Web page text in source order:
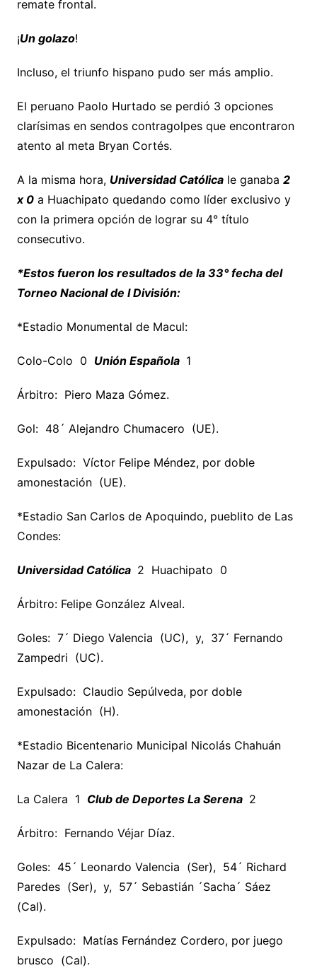
remate frontal.
¡Un golazo!
Incluso, el triunfo hispano pudo ser más amplio.
El peruano Paolo Hurtado se perdió 3 opciones
clarísimas en sendos contragolpes que encontraron
atento al meta Bryan Cortés.
A la misma hora, Universidad Católicale ganaba 2
x 0a Huachipato quedando como líder exclusivo y
con la primera opción de lograr su 4° título
consecutivo.
*Estos fueron los resultados de la 33° fecha del
Torneo Nacional de I División:
*Estadio Monumental de Macul:
Colo-Colo 0 Unión Española 1
Árbitro: Piero Maza Gómez.
Gol: 48´ Alejandro Chumacero (UE).
Expulsado: Víctor Felipe Méndez, por doble
amonestación (UE).
*Estadio San Carlos de Apoquindo, pueblito de Las
Condes:
Universidad Católica 2 Huachipato 0
Árbitro: Felipe González Alveal.
Goles: 7´ Diego Valencia (UC), y, 37´ Fernando
Zampedri (UC).
Expulsado: Claudio Sepúlveda, por doble
amonestación (H).
*Estadio Bicentenario Municipal Nicolás Chahuán
Nazar de La Calera:
La Calera 1 Club de Deportes La Serena 2
Árbitro: Fernando Véjar Díaz.
Goles: 45´ Leonardo Valencia (Ser), 54´ Richard
Paredes (Ser), y, 57´ Sebastián ´Sacha´ Sáez
(Cal).
Expulsado: Matías Fernández Cordero, por juego
brusco (Cal).